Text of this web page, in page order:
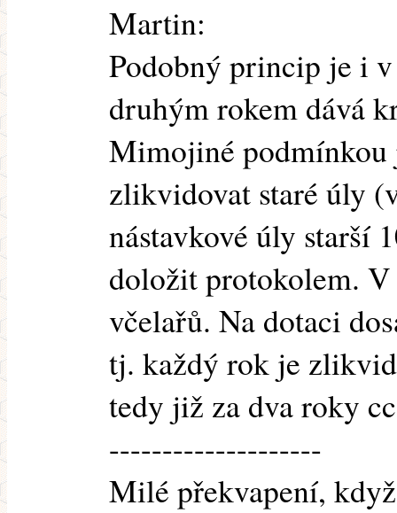
Martin:
Podobný princip je i
druhým rokem dává
Mimojiné podmínkou
zlikvidovat staré úly
nástavkové úly starší
doložit protokolem.
včelařů. Na dotaci
tj. každý rok je
tedy již za dva roky
--------------------
Milé překvapení,